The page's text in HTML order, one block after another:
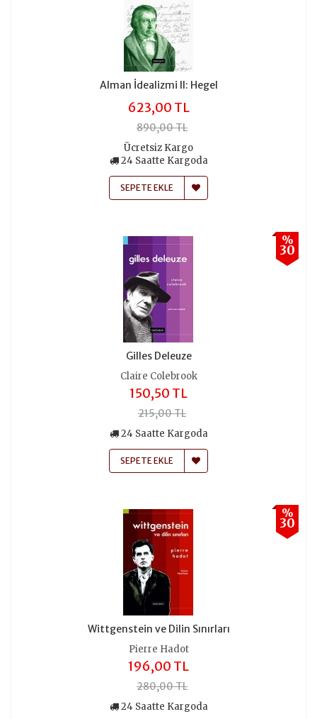
Alman İdealizmi II: Hegel
623,00 TL
890,00 TL
Ücretsiz Kargo
24 Saatte Kargoda
SEPETE EKLE
%
30
Gilles Deleuze
Claire Colebrook
150,50 TL
215,00 TL
24 Saatte Kargoda
SEPETE EKLE
%
30
Wittgenstein ve Dilin Sınırları
Pierre Hadot
196,00 TL
280,00 TL
24 Saatte Kargoda